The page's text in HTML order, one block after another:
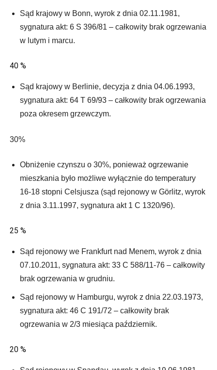
Sąd krajowy w Bonn, wyrok z dnia 02.11.1981,
sygnatura akt: 6 S 396/81 – całkowity brak ogrzewania
w lutym i marcu.
40 %
Sąd krajowy w Berlinie, decyzja z dnia 04.06.1993,
sygnatura akt: 64 T 69/93 – całkowity brak ogrzewania
poza okresem grzewczym.
30%
Obniżenie czynszu o 30%, ponieważ ogrzewanie
mieszkania było możliwe wyłącznie do temperatury
16-18 stopni Celsjusza (sąd rejonowy w Görlitz, wyrok
z dnia 3.11.1997, sygnatura akt 1 C 1320/96).
25 %
Sąd rejonowy we Frankfurt nad Menem, wyrok z dnia
07.10.2011, sygnatura akt: 33 C 588/11-76 – całkowity
brak ogrzewania w grudniu.
Sąd rejonowy w Hamburgu, wyrok z dnia 22.03.1973,
sygnatura akt: 46 C 191/72 – całkowity brak
ogrzewania w 2/3 miesiąca październik.
20 %